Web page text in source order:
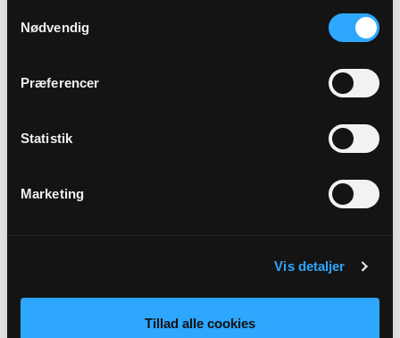
Nødvendig
Præferencer
Statistik
Marketing
Vis detaljer
Tillad alle cookies
Gudstjeneste i Sdr. Vinge Kirke
Gudstjeneste i Ulstrupbro Kirke
Ulstrupbro Kirke kl. 09:30